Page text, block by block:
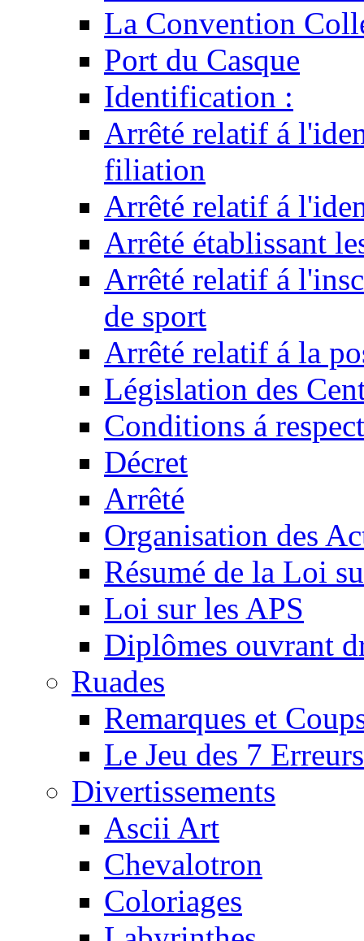
La Convention
Port du Casque
Identification :
Arrêté relatif á
filiation
Arrêté relatif á
Arrêté établissant
Arrêté relatif á
de sport
Arrêté relatif á la
Législation des
Conditions á
Décret
Arrêté
Organisation des
Résumé de la Loi
Loi sur les APS
Diplômes ouvrant
Ruades
Remarques et
Le Jeu des 7 Erreurs
Divertissements
Ascii Art
Chevalotron
Coloriages